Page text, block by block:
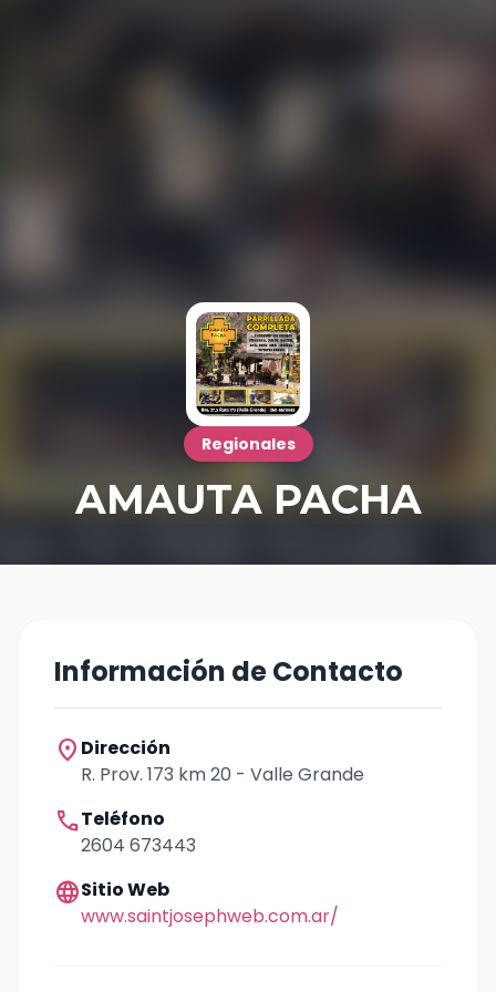
Regionales
AMAUTA PACHA
Información de Contacto
location_on Dirección
R. Prov. 173 km 20 - Valle Grande
callTeléfono
2604 673443
languageSitio Web
www.saintjosephweb.com.ar/